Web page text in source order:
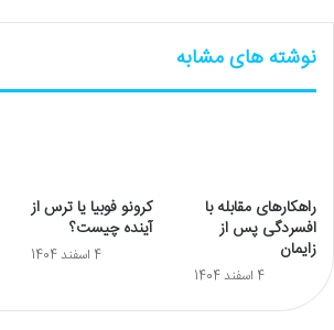
نوشته های مشابه
راهکارهای مقابله با
افسردگی پس از
زایمان
4 اسفند 1404
کرونو فوبیا یا ترس از
آینده چیست؟
4 اسفند 1404